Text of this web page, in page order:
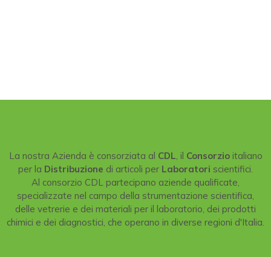
La nostra Azienda è consorziata al CDL , il Consorzioitaliano
per la Distribuzione di articoli per Laboratori scientifici.
Al consorzio CDL partecipano aziende qualificate,
specializzate nel campo della strumentazione scientifica,
delle vetrerie e dei materiali per il laboratorio, dei prodotti
chimici e dei diagnostici, che operano in diverse regioni d'Italia.